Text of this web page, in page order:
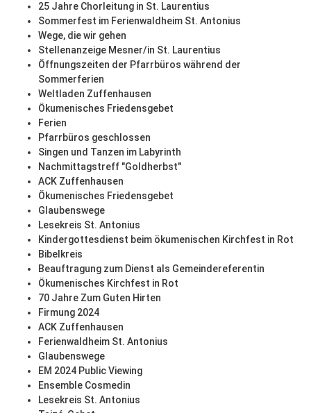
25 Jahre Chorleitung in St. Laurentius
Sommerfest im Ferienwaldheim St. Antonius
Wege, die wir gehen
Stellenanzeige Mesner/in St. Laurentius
Öffnungszeiten der Pfarrbüros während der
Sommerferien
Weltladen Zuffenhausen
Ökumenisches Friedensgebet
Ferien
Pfarrbüros geschlossen
Singen und Tanzen im Labyrinth
Nachmittagstreff "Goldherbst"
ACK Zuffenhausen
Ökumenisches Friedensgebet
Glaubenswege
Lesekreis St. Antonius
Kindergottesdienst beim ökumenischen Kirchfest in Rot
Bibelkreis
Beauftragung zum Dienst als Gemeindereferentin
Ökumenisches Kirchfest in Rot
70 Jahre Zum Guten Hirten
Firmung 2024
ACK Zuffenhausen
Ferienwaldheim St. Antonius
Glaubenswege
EM 2024 Public Viewing
Ensemble Cosmedin
Lesekreis St. Antonius